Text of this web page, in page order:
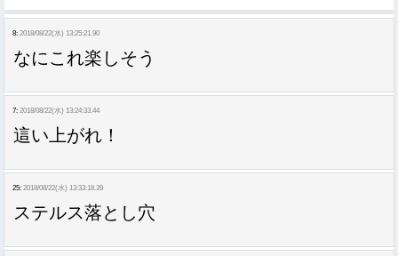
8: 2018/08/22(水) 13:25:21.90
なにこれ楽しそう
7: 2018/08/22(水) 13:24:33.44
這い上がれ！
25: 2018/08/22(水) 13:33:18.39
ステルス落とし穴